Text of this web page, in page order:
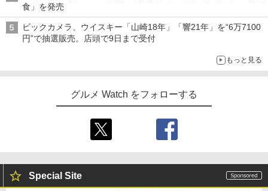
食」を発売
ビックカメラ、ウイスキー「山崎18年」「響21年」を“6万7100
円”で抽選販売。店頭で9日まで受付
もっと見る
グルメ Watch をフォローする
Special Site